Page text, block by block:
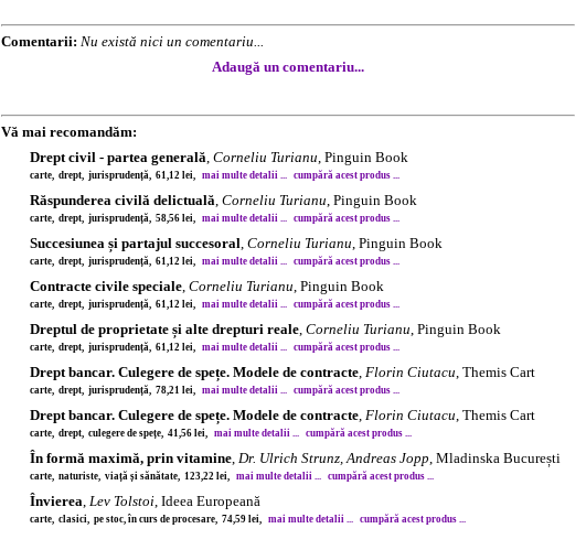
Comentarii: Nu există nici un comentariu...
Adaugă un comentariu...
Vă mai recomandăm:
Drept civil - partea generală, Corneliu Turianu, Pinguin Book
carte, drept, jurisprudență, 61,12 lei, mai multe detalii ... cumpără acest produs ...
Răspunderea civilă delictuală, Corneliu Turianu, Pinguin Book
carte, drept, jurisprudență, 58,56 lei, mai multe detalii ... cumpără acest produs ...
Succesiunea și partajul succesoral, Corneliu Turianu, Pinguin Book
carte, drept, jurisprudență, 61,12 lei, mai multe detalii ... cumpără acest produs ...
Contracte civile speciale, Corneliu Turianu, Pinguin Book
carte, drept, jurisprudență, 61,12 lei, mai multe detalii ... cumpără acest produs ...
Dreptul de proprietate și alte drepturi reale, Corneliu Turianu, Pinguin Book
carte, drept, jurisprudență, 61,12 lei, mai multe detalii ... cumpără acest produs ...
Drept bancar. Culegere de spețe. Modele de contracte, Florin Ciutacu, Themis Cart
carte, drept, jurisprudență, 78,21 lei, mai multe detalii ... cumpără acest produs ...
Drept bancar. Culegere de spețe. Modele de contracte, Florin Ciutacu, Themis Cart
carte, drept, culegere de spețe, 41,56 lei, mai multe detalii ... cumpără acest produs ...
În formă maximă, prin vitamine, Dr. Ulrich Strunz, Andreas Jopp, Mladinska București
carte, naturiste, viață și sănătate, 123,22 lei, mai multe detalii ... cumpără acest produs ...
Învierea, Lev Tolstoi, Ideea Europeană
carte, clasici, pe stoc, în curs de procesare, 74,59 lei, mai multe detalii ... cumpără acest produs ...